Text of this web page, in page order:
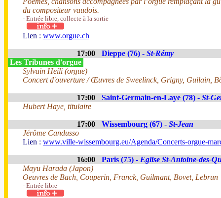
du compositeur vaudois.
- Entrée libre, collecte à la sortie
Lien : www.orgue.ch
17:00 Dieppe (76) - St-Rémy
Les Tribunes d'orgue
Sylvain Heili (orgue)
Concert d'ouverture / Œuvres de Sweelinck, Grigny, Guilain,
17:00 Saint-Germain-en-Laye (78) - St-
Hubert Haye, titulaire
17:00 Wissembourg (67) - St-Jean
Jérôme Candusso
Lien : www.ville-wissembourg.eu/Agenda/Concerts-orgue-
16:00 Paris (75) - Eglise St-Antoine-des-
Mayu Harada (Japon)
Oeuvres de Bach, Couperin, Franck, Guilmant, Bovet, Lebrun
- Entrée libre